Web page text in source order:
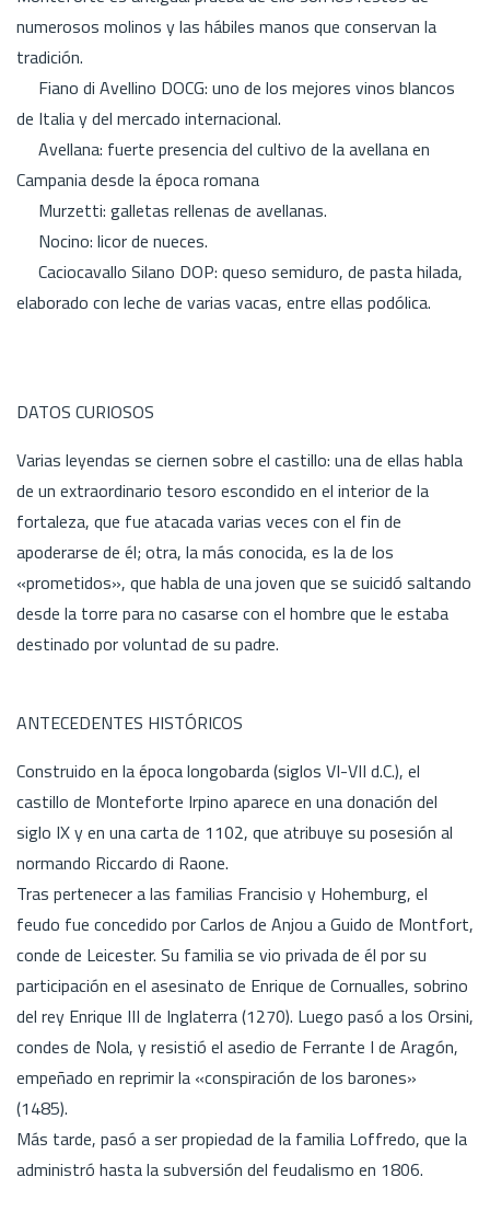
numerosos molinos y las hábiles manos que conservan la
tradición.
Fiano di Avellino DOCG: uno de los mejores vinos blancos
de Italia y del mercado internacional.
Avellana: fuerte presencia del cultivo de la avellana en
Campania desde la época romana
Murzetti: galletas rellenas de avellanas.
Nocino: licor de nueces.
Caciocavallo Silano DOP: queso semiduro, de pasta hilada,
elaborado con leche de varias vacas, entre ellas podólica.
DATOS CURIOSOS
Varias leyendas se ciernen sobre el castillo: una de ellas habla
de un extraordinario tesoro escondido en el interior de la
fortaleza, que fue atacada varias veces con el fin de
apoderarse de él; otra, la más conocida, es la de los
«prometidos», que habla de una joven que se suicidó saltando
desde la torre para no casarse con el hombre que le estaba
destinado por voluntad de su padre.
ANTECEDENTES HISTÓRICOS
Construido en la época longobarda (siglos VI-VII d.C.), el
castillo de Monteforte Irpino aparece en una donación del
siglo IX y en una carta de 1102, que atribuye su posesión al
normando Riccardo di Raone.
Tras pertenecer a las familias Francisio y Hohemburg, el
feudo fue concedido por Carlos de Anjou a Guido de Montfort,
conde de Leicester. Su familia se vio privada de él por su
participación en el asesinato de Enrique de Cornualles, sobrino
del rey Enrique III de Inglaterra (1270). Luego pasó a los Orsini,
condes de Nola, y resistió el asedio de Ferrante I de Aragón,
empeñado en reprimir la «conspiración de los barones»
(1485).
Más tarde, pasó a ser propiedad de la familia Loffredo, que la
administró hasta la subversión del feudalismo en 1806.